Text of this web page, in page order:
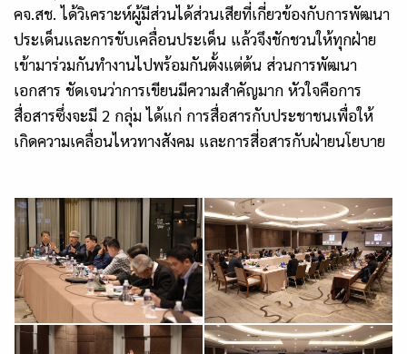
คจ.สช. ได้วิเคราะห์ผู้มีส่วนได้ส่วนเสียที่เกี่ยวข้องกับการพัฒนา
ประเด็นและการขับเคลื่อนประเด็น แล้วจึงชักชวนให้ทุกฝ่าย
เข้ามาร่วมกันทำงานไปพร้อมกันตั้งแต่ต้น ส่วนการพัฒนา
เอกสาร ชัดเจนว่าการเขียนมีความสำคัญมาก หัวใจคือการ
สื่อสารซึ่งจะมี 2 กลุ่ม ได้แก่ การสื่อสารกับประชาชนเพื่อให้
เกิดความเคลื่อนไหวทางสังคม และการสี่อสารกับฝ่ายนโยบาย